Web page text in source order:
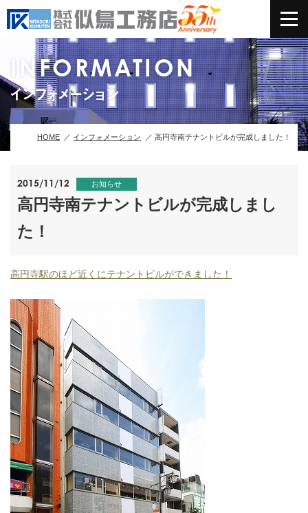
INFORMATION
インフォメーション
HOME インフォメーション 高円寺南テナントビルが完成しました！
2015/11/12 お知らせ
高円寺南テナントビルが完成しまし
た！
高円寺駅のほど近くにテナントビルができました！